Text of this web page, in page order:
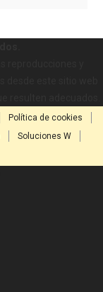
Política de cookies
Soluciones W